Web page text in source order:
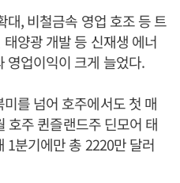
대, 비철금속 영업 호조 등 트
양광 개발 등 신재생 에너
영업이익이 크게 늘었다.
를 넘어 호주에서도 첫 매
호주 퀸즐랜드주 딘모어 태
1분기에만 총 2220만 달러